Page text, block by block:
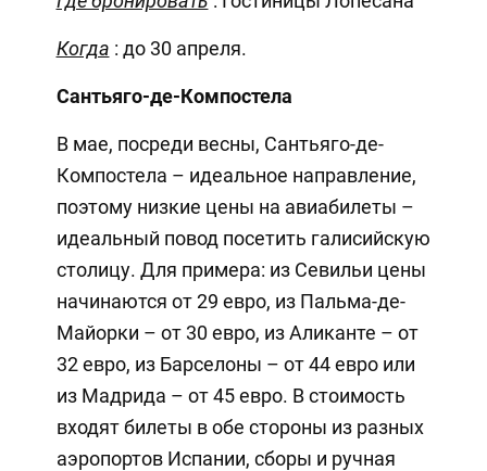
Когда : до 30 апреля.
Сантьяго-де-Компостела
В мае, посреди весны, Сантьяго-де-
Компостела – идеальное направление,
поэтому низкие цены на авиабилеты –
идеальный повод посетить галисийскую
столицу. Для примера: из Севильи цены
начинаются от 29 евро, из Пальма-де-
Майорки – от 30 евро, из Аликанте – от
32 евро, из Барселоны – от 44 евро или
из Мадрида – от 45 евро. В стоимость
входят билеты в обе стороны из разных
аэропортов Испании, сборы и ручная